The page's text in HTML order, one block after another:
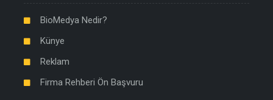
BioMedya Nedir?
Künye
Reklam
Firma Rehberi Ön Başvuru